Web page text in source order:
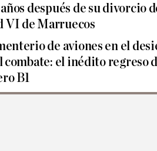
después de su divorcio
VI de Marruecos
de aviones en el
combate: el inédito regreso
B1